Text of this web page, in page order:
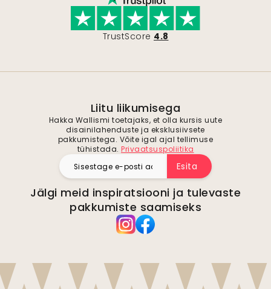
TrustScore 4.8
Liitu liikumisega
Hakka Wallismi toetajaks, et olla kursis uute
disainilahenduste ja eksklusiivsete
pakkumistega. Võite igal ajal tellimuse
tühistada. Privaatsuspoliitika
Esita
Jälgi meid inspiratsiooni ja tulevaste
pakkumiste saamiseks